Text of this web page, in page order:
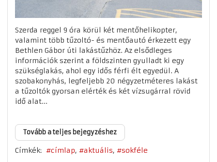
Szerda reggel 9 óra körül két mentőhelikopter,
valamint több tűzoltó- és mentőautó érkezett egy
Bethlen Gábor úti lakástűzhöz. Az elsődleges
információk szerint a földszinten gyulladt ki egy
szükséglakás, ahol egy idős férfi élt egyedül. A
szobakonyhás, legfeljebb 20 négyzetméteres lakást
a tűzoltók gyorsan elérték és két vízsugárral rövid
idő alat...
Tovább a teljes bejegyzéshez
Címkék: címlap aktuális sokféle